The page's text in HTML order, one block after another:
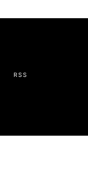
RSS